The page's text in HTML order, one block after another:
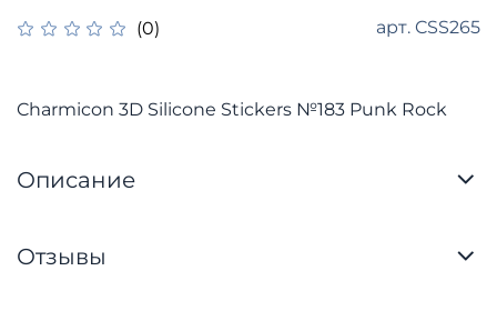
(0) арт. CSS265
Charmicon 3D Silicone Stickers №183 Punk Rock
Описание
Отзывы